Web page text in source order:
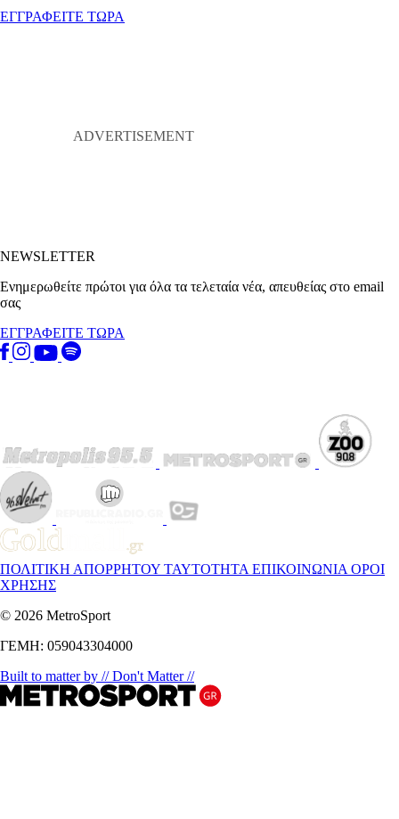
ΕΓΓΡΑΦΕΙΤΕ ΤΩΡΑ
NEWSLETTER
Ενημερωθείτε πρώτοι για όλα τα τελεταία νέα, απευθείας στο email
σας
ΕΓΓΡΑΦΕΙΤΕ ΤΩΡΑ
ΠΟΛΙΤΙΚΗ ΑΠΟΡΡΗΤΟΥ ΤΑΥΤΟΤΗΤΑ ΕΠΙΚΟΙΝΩΝΙΑ ΟΡΟΙ
ΧΡΗΣΗΣ
© 2026 MetroSport
ΓΕΜΗ: 059043304000
Built to matter by // Don't Matter //